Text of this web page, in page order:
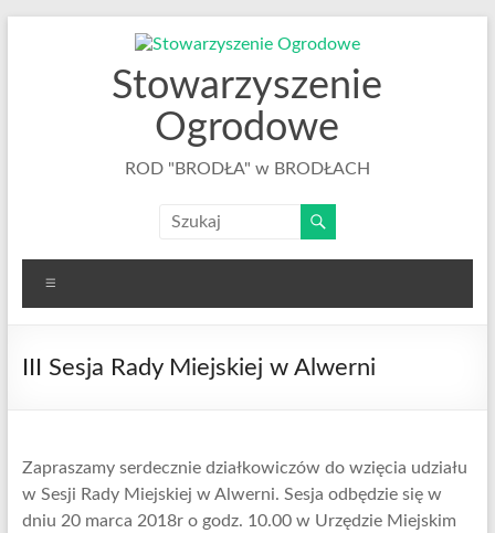
Stowarzyszenie
Ogrodowe
ROD "BRODŁA" w BRODŁACH
III Sesja Rady Miejskiej w Alwerni
Zapraszamy serdecznie działkowiczów do wzięcia udziału
w Sesji Rady Miejskiej w Alwerni. Sesja odbędzie się w
dniu 20 marca 2018r o godz. 10.00 w Urzędzie Miejskim